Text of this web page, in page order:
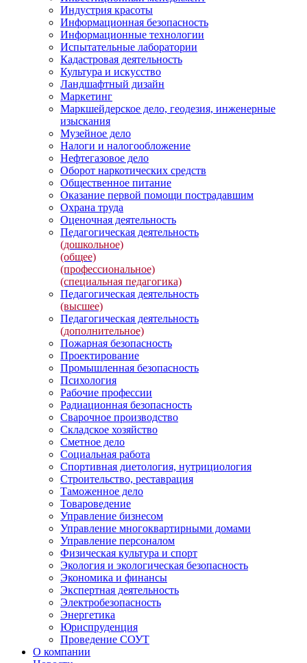
Индустрия красоты
Информационная безопасность
Информационные технологии
Испытательные лаборатории
Кадастровая деятельность
Культура и искусство
Ландшафтный дизайн
Маркетинг
Маркшейдерское дело, геодезия, инженерные
изыскания
Музейное дело
Налоги и налогообложение
Нефтегазовое дело
Оборот наркотических средств
Общественное питание
Оказание первой помощи пострадавшим
Охрана труда
Оценочная деятельность
Педагогическая деятельность
(дошкольное)
(общее)
(профессиональное)
(специальная педагогика)
Педагогическая деятельность
(высшее)
Педагогическая деятельность
(дополнительное)
Пожарная безопасность
Проектирование
Промышленная безопасность
Психология
Рабочие профессии
Радиационная безопасность
Сварочное производство
Складское хозяйство
Сметное дело
Социальная работа
Спортивная диетология, нутрициология
Строительство, реставрация
Таможенное дело
Товароведение
Управление бизнесом
Управление многоквартирными домами
Управление персоналом
Физическая культура и спорт
Экология и экологическая безопасность
Экономика и финансы
Экспертная деятельность
Электробезопасность
Энергетика
Юриспруденция
Проведение СОУТ
О компании